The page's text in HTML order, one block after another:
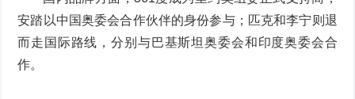
安踏以中国奥委会合作伙伴的身份参与；匹克和李宁则退
而走国际路线，分别与巴基斯坦奥委会和印度奥委会合
作。